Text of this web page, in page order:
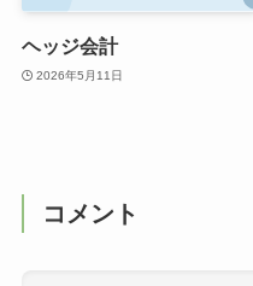
ヘッジ会計
2026年5月11日
コメント